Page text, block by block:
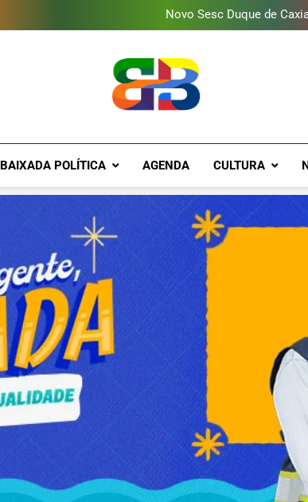
Vendaval atinge
Gomeia Galpão
Novo Sesc Duque de
Gomeia Galpão
Brava
BAIXADA POLÍTICA AGENDA CULTURA